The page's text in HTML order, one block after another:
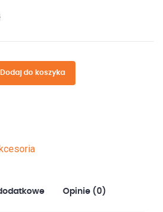
Dodaj do koszyka
Opinie (0)